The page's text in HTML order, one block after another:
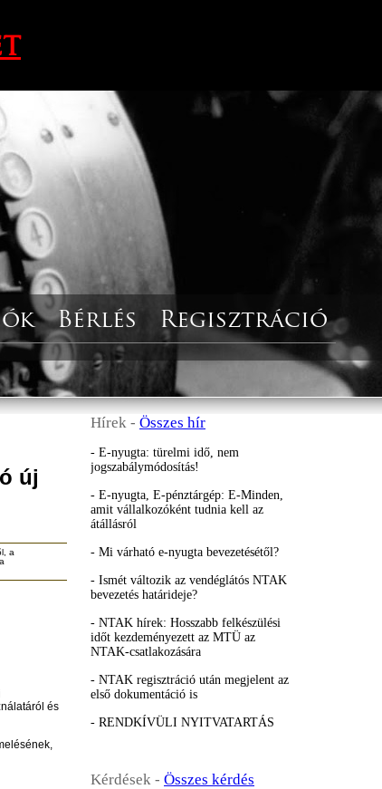
Bérlés Regisztráció
új
a
és
Hírek - Összes hír
E-nyugta: türelmi idő, nem
jogszabálymódosítás!
E-nyugta, E-pénztárgép: E-Minden,
amit vállalkozóként tudnia kell az
átállásról
Mi várható e-nyugta bevezetésétől?
Ismét változik az vendéglátós NTAK
bevezetés határideje?
NTAK hírek: Hosszabb felkészülési
időt kezdeményezett az MTÜ az
NTAK-csatlakozására
NTAK regisztráció után megjelent az
első dokumentáció is
RENDKÍVÜLI NYITVATARTÁS
Kérdések - Összes kérdés